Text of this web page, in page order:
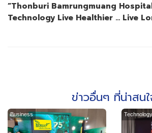
“Thonburi Bamrungmuang
Technology Live Healthier … Live
ข่าวอื่นๆ ที่น่าสน
Business Technology